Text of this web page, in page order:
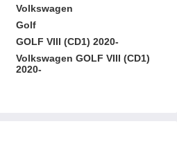
Volkswagen
Golf
GOLF VIII (CD1) 2020-
Volkswagen GOLF VIII (CD1)
2020-